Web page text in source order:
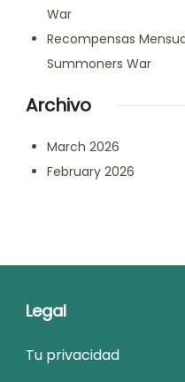
War
Recompensas
Summoners War
Archivo
March 2026
February 2026
Legal
Tu privacidad